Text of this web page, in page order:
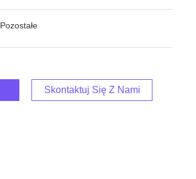
Pozostałe
Skontaktuj Się Z Nami